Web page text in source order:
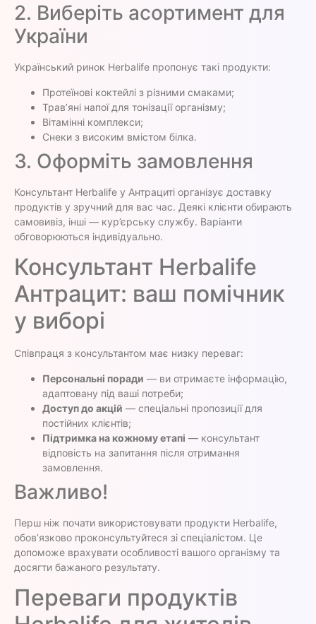
2. Виберіть асортимент для
України
Український ринок Herbalife пропонує такі продукти:
Протеїнові коктейлі з різними смаками;
Трав’яні напої для тонізації організму;
Вітамінні комплекси;
Снеки з високим вмістом білка.
3. Оформіть замовлення
Консультант Herbalife у Антрациті організує доставку
продуктів у зручний для вас час. Деякі клієнти обирають
самовивіз, інші — кур’єрську службу. Варіанти
обговорюються індивідуально.
Консультант Herbalife
Антрацит: ваш помічник
у виборі
Співпраця з консультантом має низку переваг:
Персональні поради — ви отримаєте інформацію,
адаптовану під ваші потреби;
Доступ до акцій — спеціальні пропозиції для
постійних клієнтів;
Підтримка на кожному етапі — консультант
відповість на запитання після отримання
замовлення.
Важливо!
Перш ніж почати використовувати продукти Herbalife,
обов’язково проконсультуйтеся зі спеціалістом. Це
допоможе врахувати особливості вашого організму та
досягти бажаного результату.
Переваги продуктів